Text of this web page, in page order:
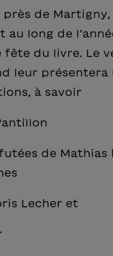
de
long de
du livre. Le
présentera
à savoir
de Mathias
Lecher et